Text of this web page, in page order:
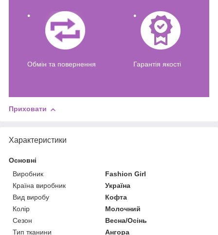
Обмін та повернення Гарантія якості
Приховати
Характеристики
Основні
Виробник
Fashion Girl
Країна виробник
Україна
Вид виробу
Кофта
Колір
Молочний
Сезон
Весна/Осінь
Тип тканини
Ангора